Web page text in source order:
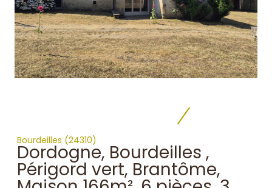
Bourdeilles (24310)
Dordogne, Bourdeilles ,
Périgord vert, Brantôme,